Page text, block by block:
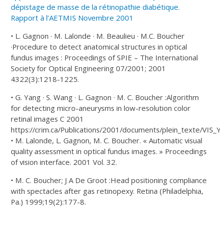
dépistage de masse de la rétinopathie diabétique.
Rapport à l’AETMIS Novembre 2001
• L. Gagnon · M. Lalonde · M. Beaulieu · M.C. Boucher
·Procedure to detect anatomical structures in optical
fundus images : Proceedings of SPIE – The International
Society for Optical Engineering 07/2001; 2001
4322(3):1218-1225.
• G. Yang · S. Wang · L. Gagnon · M. C. Boucher :Algorithm
for detecting micro-aneurysms in low-resolution color
retinal images C 2001
https://crim.ca/Publications/2001/documents/plein_texte/
• M. Lalonde, L. Gagnon, M. C. Boucher. « Automatic visual
quality assessment in optical fundus images. » Proceedings
of vision interface. 2001 Vol. 32.
• M. C. Boucher; J A De Groot :Head positioning compliance
with spectacles after gas retinopexy. Retina (Philadelphia,
Pa.) 1999;19(2):177-8.